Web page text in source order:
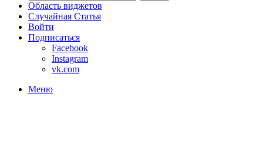
Область виджетов
Случайная Статья
Войти
Подписаться
Facebook
Instagram
vk.com
Меню